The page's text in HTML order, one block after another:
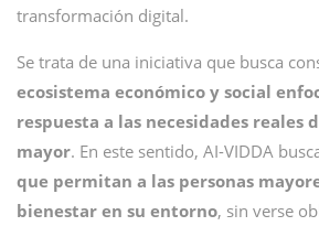
transformación digital.
Se trata de una iniciativa que busca
ecosistema económico y social
respuesta a las necesidades reales
mayor. En este sentido, AI-VIDDA
que permitan a las personas
bienestar en su entorno, sin verse